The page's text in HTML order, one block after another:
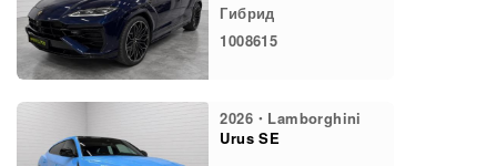
Гибрид
1008615
2026・Lamborghini
Urus SE